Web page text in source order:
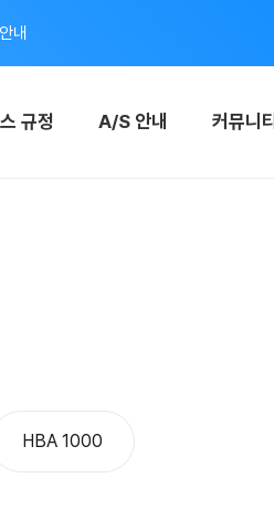
드려요!
규정 A/S 안내 커뮤니티
HBA 1000